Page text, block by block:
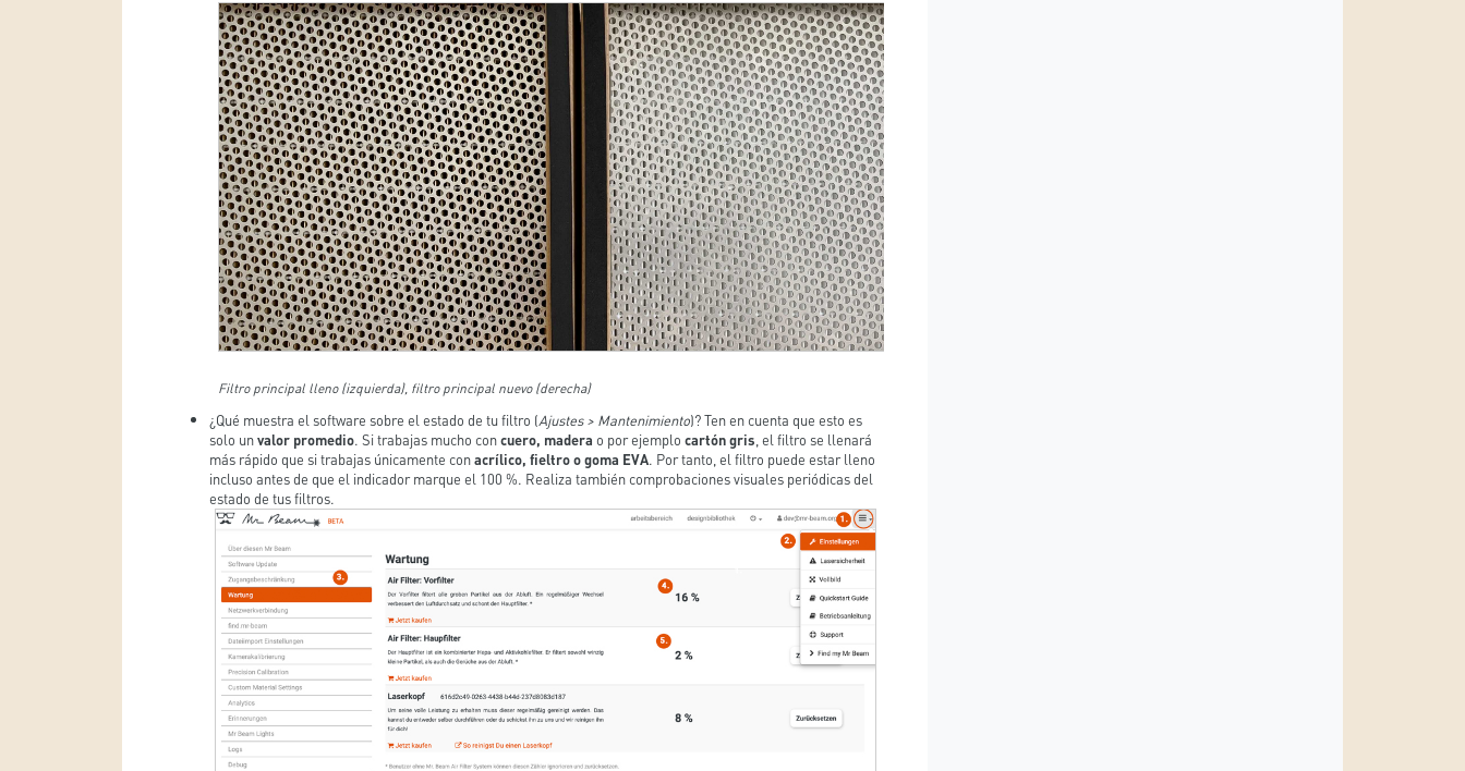
Filtro principal lleno (izquierda), filtro principal nuevo (derecha)
¿Qué muestra el software sobre el estado de tu filtro (Ajustes > Mantenimiento)? Ten en cuenta que esto es
solo unvalor promedio. Si trabajas mucho concuero, madera o por ejemplo cartón gris, el filtro se llenará
más rápido que si trabajas únicamente conacrílico, fieltro o goma EVA. Por tanto, el filtro puede estar lleno
incluso antes de que el indicador marque el 100 %. Realiza también comprobaciones visuales periódicas del
estado de tus filtros.